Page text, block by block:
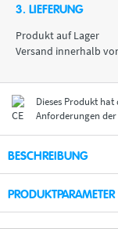
BESCHREIBUNG
PRODUKTPARAMETER
3. LIEFERUNG
Produkt auf Lager
Versand innerhalb
Dieses Produkt
Anforderungen